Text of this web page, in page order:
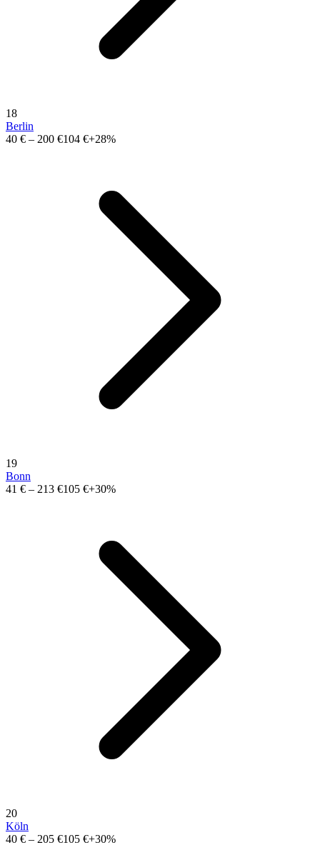
18
Berlin
40 € – 200 €104 €+28%
19
Bonn
41 € – 213 €105 €+30%
20
Köln
40 € – 205 €105 €+30%